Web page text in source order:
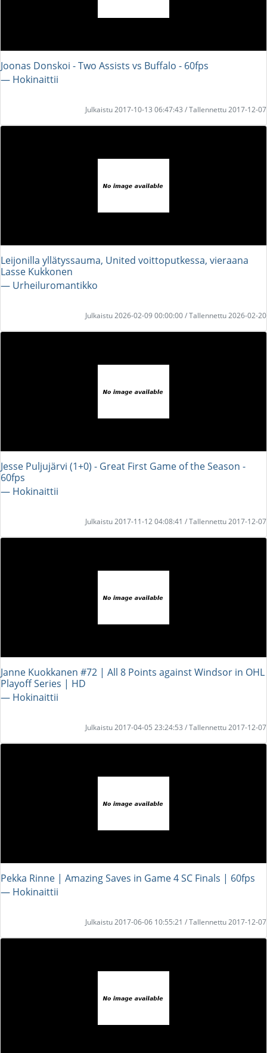
Joonas Donskoi - Two Assists vs Buffalo - 60fps
― Hokinaittii
Julkaistu 2017-10-13 06:47:43 / Tallennettu 2017-12-07
Leijonilla yllätyssauma, United voittoputkessa, vieraana
Lasse Kukkonen
― Urheiluromantikko
Julkaistu 2026-02-09 00:00:00 / Tallennettu 2026-02-20
Jesse Puljujärvi (1+0) - Great First Game of the Season -
60fps
― Hokinaittii
Julkaistu 2017-11-12 04:08:41 / Tallennettu 2017-12-07
Janne Kuokkanen #72 | All 8 Points against Windsor in OHL
Playoff Series | HD
― Hokinaittii
Julkaistu 2017-04-05 23:24:53 / Tallennettu 2017-12-07
Pekka Rinne | Amazing Saves in Game 4 SC Finals | 60fps
― Hokinaittii
Julkaistu 2017-06-06 10:55:21 / Tallennettu 2017-12-07